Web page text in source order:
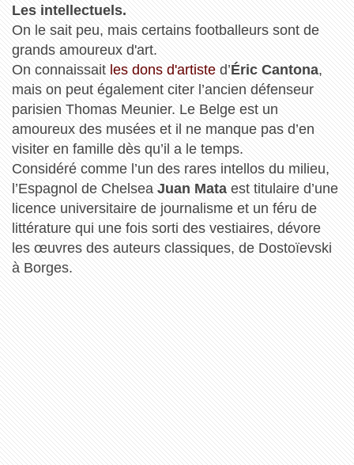
Les intellectuels.
On le sait peu, mais certains footballeurs sont de
grands amoureux d'art.
On connaissait les dons d'artisted’Éric Cantona,
mais on peut également citer l’ancien défenseur
parisien Thomas Meunier. Le Belge est un
amoureux des musées et il ne manque pas d’en
visiter en famille dès qu’il a le temps.
Considéré comme l’un des rares intellos du milieu,
l’Espagnol de Chelsea Juan Mataest titulaire d’une
licence universitaire de journalisme et un féru de
littérature qui une fois sorti des vestiaires, dévore
les œuvres des auteurs classiques, de Dostoïevski
à Borges.